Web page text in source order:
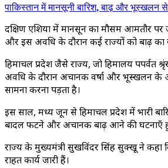
पाकिस्तान में मानसूनी बारिश, बाढ़ और भूस्खलन
दक्षिण एशिया में मानसून का मौसम आमतौर
और इस अवधि के दौरान कई राज्यों को बाढ़ का
हिमाचल प्रदेश जैसे राज्य, जो हिमालय पपर्वत
अवधि के दौरान अचानक वर्षा और भूस्खलन के
सामना करना पड़ता है।
इस साल, मध्य जून से हिमाचल प्रदेश में भारी
बादल फटने और अचानक बाढ़ आने की घटनाएँ
राज्य के मुख्यमंत्री सुखविंदर सिंह सुक्खू ने कहा
राहत कार्य जारी हैं।